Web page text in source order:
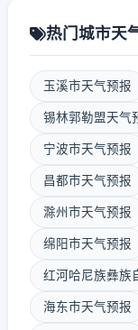
热门城市天
玉溪市天气预报
锡林郭勒盟天气
宁波市天气预报
昌都市天气预报
滁州市天气预报
绵阳市天气预报
红河哈尼族彝族
海东市天气预报